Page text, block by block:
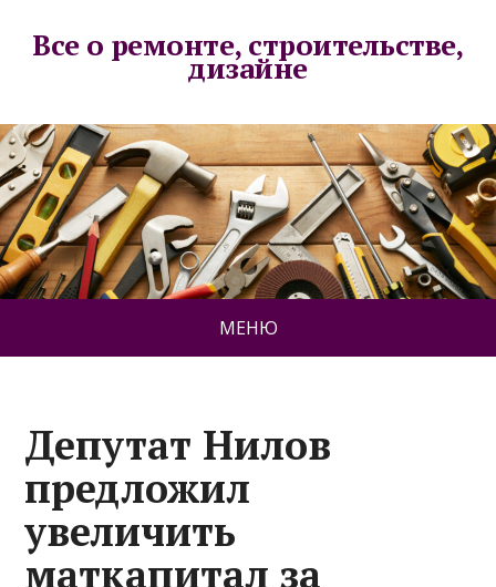
Все о ремонте, строительстве,
дизайне
МЕНЮ
Депутат Нилов
предложил
увеличить
маткапитал за